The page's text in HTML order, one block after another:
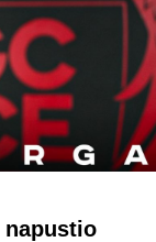
napustio